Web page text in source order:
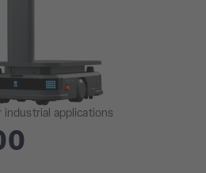
industrial applications